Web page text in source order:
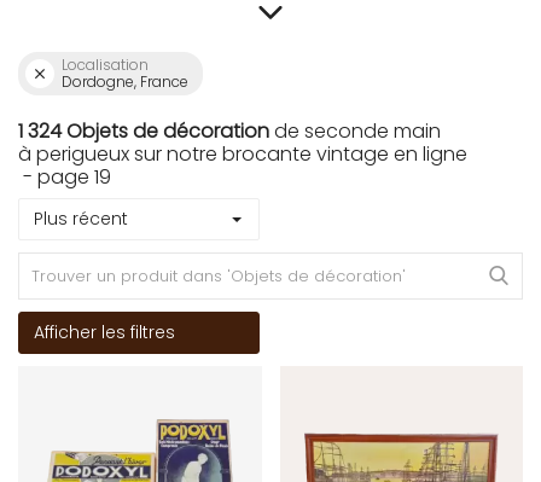
Localisation
Dordogne, France
1 324 Objets de décorationde seconde main
à perigueux sur notre brocante vintage en ligne
- page 19
Plus récent
Afficher les filtres